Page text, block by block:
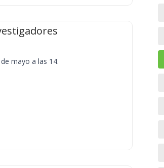
mayo a las 14.